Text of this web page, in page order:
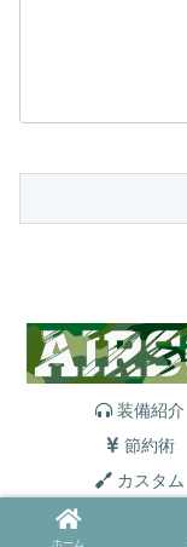
装備紹介
節約術
カスタム
ホーム